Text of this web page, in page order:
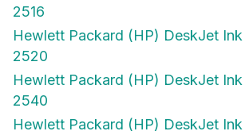
2516
Hewlett Packard (HP) DeskJet
2520
Hewlett Packard (HP) DeskJet
2540
Hewlett Packard (HP) DeskJet